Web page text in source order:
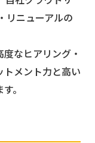
リニューアルの
なヒアリング・
メント力と高い
。